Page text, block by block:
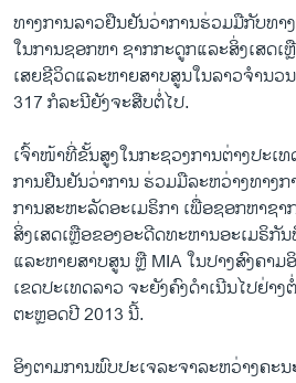
ລາຍງານ
ຕິດຕາມພວກເຮົາ ທີ່
ພາສາຕ່າງໆ
ທາງການລາວຢືນຢັນວ່າການຮ່ວມມືກັບທາ
ໃນການຊອກຫາ ຊາກກະດູກແລະສິ່ງເສດ
ເສຍຊີວິດແລະຫາຍສາບສູນໃນລາວຈໍານວນ
317 ກໍລະນີຍັງຈະສືບຕໍ່ໄປ.
ເຈົ້າໜ້າທີ່ຂັ້ນສູງໃນກະຊວງການຕ່າງປະເ
ການຢືນຢັນວ່າການ ຮ່ວມມືລະຫວ່າງທາງກ
ການສະຫະລັດອະເມຣິກາ ເພື່ອຊອກຫາຊາ
ສິ່ງເສດເຫຼືອຂອງອະດີດທະຫານອະເມຣິກັ
ແລະຫາຍສາບສູນ ຫຼື MIA ໃນປາງສົງຄາມ
ເຂດປະເທດລາວ ຈະຍັງຄົງດໍາເນີນໄປຢ່າງ
ຕະຫຼອດປີ 2013 ນີ້.
ອິງຕາມການພົບປະເຈລະຈາລະຫວ່າງຄະ